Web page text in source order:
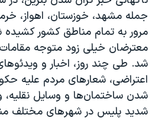
جمله مشهد، خوزستان، اهواز،
مرور به تمام مناطق کشور کشیده
معترضان خیلی زود متوجه
شد. طی چند روز، اخبار و
اعتراضی، شعارهای مردم علیه
شدن ساختمان‌ها و وسایل نقلیه،
شدید پلیس در شهرهای مختلف